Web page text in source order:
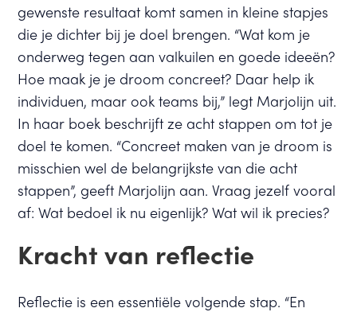
gewenste resultaat komt samen in kleine stapjes
die je dichter bij je doel brengen. “Wat kom je
onderweg tegen aan valkuilen en goede ideeën?
Hoe maak je je droom concreet? Daar help ik
individuen, maar ook teams bij,” legt Marjolijn uit.
In haar boek beschrijft ze acht stappen om tot je
doel te komen. “Concreet maken van je droom is
misschien wel de belangrijkste van die acht
stappen”, geeft Marjolijn aan. Vraag jezelf vooral
af: Wat bedoel ik nu eigenlijk? Wat wil ik precies?
Kracht van reflectie
Reflectie is een essentiële volgende stap. “En